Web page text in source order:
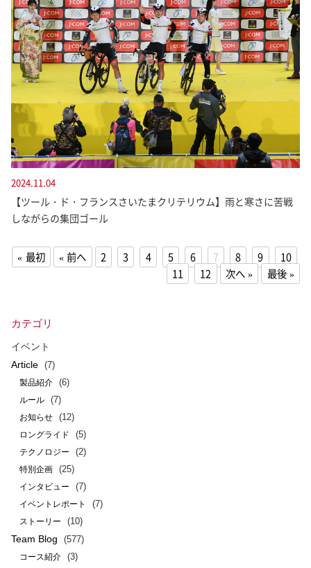
2024.11.04
【ツール・ド・フランスさいたまクリテリウム】雨と寒さに苦戦
しながらの集団ゴール
最初 前へ 2 3 4 5 6 7 8 9
10
11
12 次へ 最後
カテゴリ
イベント
Article
(7)
製品紹介 (6)
ルール (7)
お知らせ (12)
ロングライド (5)
テクノロジー (2)
特別企画 (25)
インタビュー (7)
イベントレポート (7)
ストーリー (10)
Team Blog (577)
コース紹介 (3)